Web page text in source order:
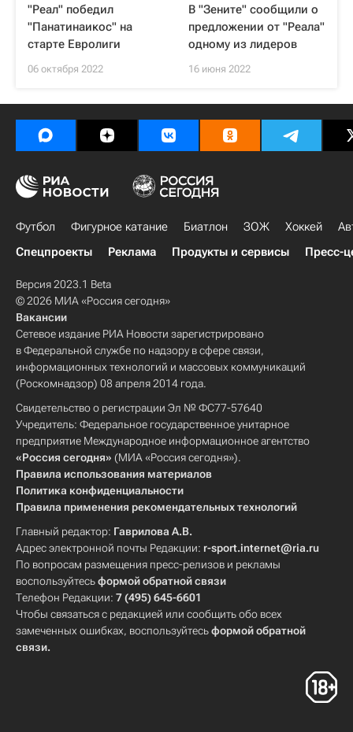
"Реал" победил
"Панатинаикос" на
старте Евролиги
06 октября 2022
В "Зените" сообщили о
предложении от "Реала"
одному из лидеров
16 июня 2022
Футбол Фигурное катание Биатлон ЗОЖ Хоккей
Спецпроекты
Реклама Продукты и сервисы Пресс-
Версия 2023.1 Beta
© 2026 МИА «Россия сегодня»
Вакансии
Сетевое издание РИА Новости зарегистрировано
в Федеральной службе по надзору в сфере связи,
информационных технологий и массовых коммуникаций
(Роскомнадзор) 08 апреля 2014 года.
Свидетельство о регистрации Эл № ФС77-57640
Учредитель: Федеральное государственное унитарное
предприятие Международное информационное агентство
«Россия сегодня» (МИА «Россия сегодня»).
Правила использования материалов
Политика конфиденциальности
Правила применения рекомендательных технологий
Главный редактор: Гаврилова А.В.
Адрес электронной почты Редакции: r-sport.internet@ria.ru
По вопросам размещения пресс-релизов и рекламы
воспользуйтесьформой обратной связи
Телефон Редакции: 7 (495) 645-6601
Чтобы связаться с редакцией или сообщить обо всех
замеченных ошибках, воспользуйтесьформой обратной
связи.